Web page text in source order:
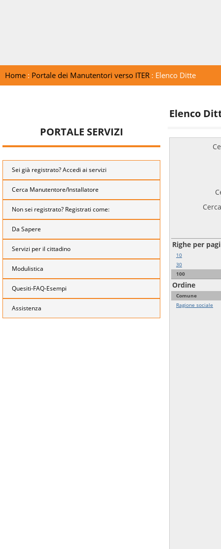
Home: Portale dei Manutentori verso ITER: Elenco Ditte
PORTALE SERVIZI
Sei già registrato? Accedi ai servizi
Cerca Manutentore/Installatore
Non sei registrato? Registrati come:
Da Sapere
Servizi per il cittadino
Modulistica
Quesiti-FAQ-Esempi
Assistenza
Elenco
Righe per
10
30
100
Ordine
Comune
Ragione sociale